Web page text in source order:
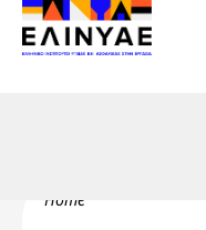
Skip to main content
Header Top 2
Header Top
Breadcrumb
Home